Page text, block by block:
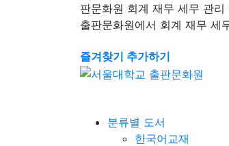
판문화원 회계 재무 세무 관리
출판문화원에서 회계 재무 세
즐겨찾기 추가하기
분류별 도서
한국어교재